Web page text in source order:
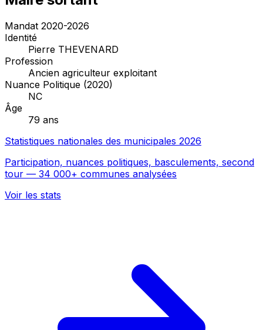
Mandat 2020-2026
Identité
Pierre THEVENARD
Profession
Ancien agriculteur exploitant
Nuance Politique (2020)
NC
Âge
79 ans
Statistiques nationales des municipales 2026
Participation, nuances politiques, basculements, second
tour — 34 000+ communes analysées
Voir les stats